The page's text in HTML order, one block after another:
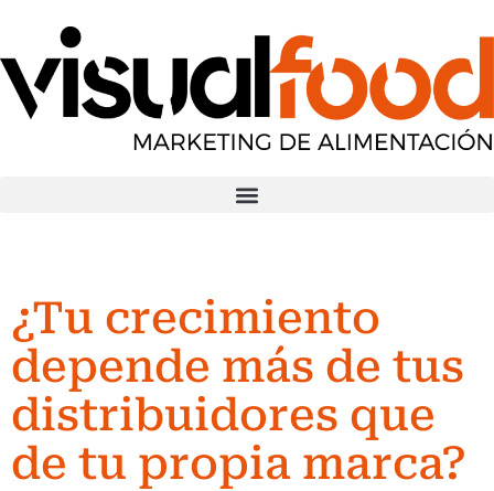
¿Tu crecimiento
depende más de tus
distribuidores que
de tu propia marca?